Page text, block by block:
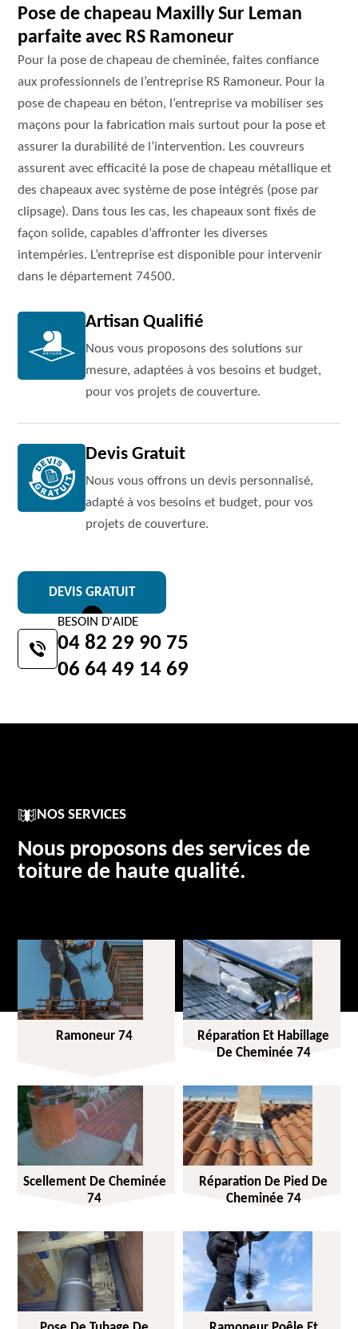
Pose de chapeau Maxilly Sur Leman
parfaite avec RS Ramoneur
Pour la pose de chapeau de cheminée, faites confiance
aux professionnels de l’entreprise RS Ramoneur. Pour la
pose de chapeau en béton, l’entreprise va mobiliser ses
maçons pour la fabrication mais surtout pour la pose et
assurer la durabilité de l’intervention. Les couvreurs
assurent avec efficacité la pose de chapeau métallique et
des chapeaux avec système de pose intégrés (pose par
clipsage). Dans tous les cas, les chapeaux sont fixés de
façon solide, capables d’affronter les diverses
intempéries. L’entreprise est disponible pour intervenir
dans le département 74500.
Artisan Qualifié
Nous vous proposons des solutions sur
mesure, adaptées à vos besoins et budget,
pour vos projets de couverture.
Devis Gratuit
Nous vous offrons un devis personnalisé,
adapté à vos besoins et budget, pour vos
projets de couverture.
DEVIS GRATUIT
BESOIN D'AIDE
04 82 29 90 75
06 64 49 14 69
NOS SERVICES
Nous proposons des services de
toiture de haute qualité.
Ramoneur 74
Réparation Et Habillage
De Cheminée 74
Scellement De Cheminée
74
Réparation De Pied De
Cheminée 74